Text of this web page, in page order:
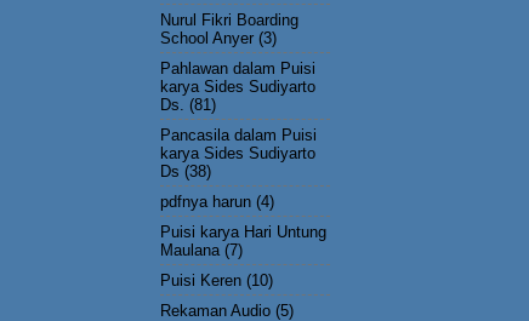
Nurul Fikri Boarding
School Anyer (3)
Pahlawan dalam Puisi
karya Sides Sudiyarto
Ds. (81)
Pancasila dalam Puisi
karya Sides Sudiyarto
Ds (38)
pdfnya harun (4)
Puisi karya Hari Untung
Maulana (7)
Puisi Keren (10)
Rekaman Audio (5)